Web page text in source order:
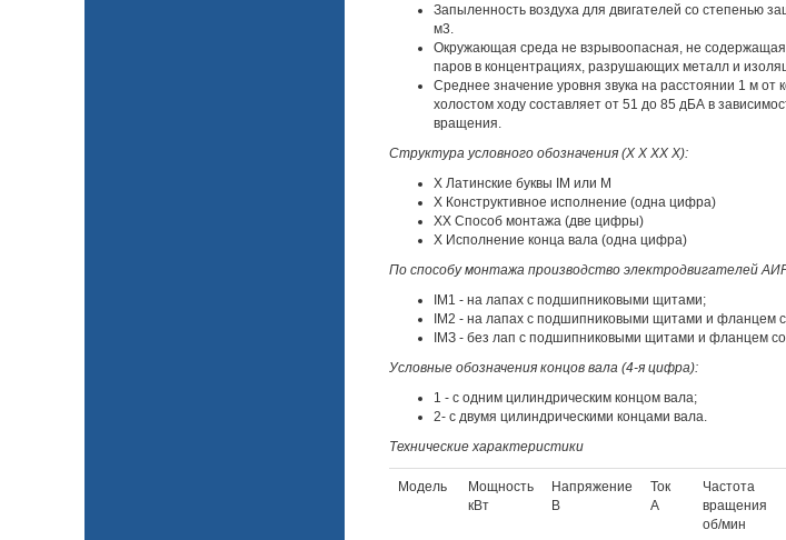
Запыленность воздуха для двигателей со степенью
м3.
Окружающая среда не взрывоопасная, не
паров в концентрациях, разрушающих металл и
Среднее значение уровня звука на расстоянии 1 м от
холостом ходу составляет от 51 до 85 дБА в
вращения.
Структура условного обозначения (Х Х XX Х):
X Латинские буквы IМ или М
X Конструктивное исполнение (одна цифра)
XX Способ монтажа (две цифры)
X Исполнение конца вала (одна цифра)
По способу монтажа производство электродвигателей
IМ1 - на лапах с подшипниковыми щитами;
IМ2 - на лапах с подшипниковыми щитами и фланцем
IМЗ - без лап с подшипниковыми щитами и фланцем
Условные обозначения концов вала (4-я цифра):
1 - с одним цилиндрическим концом вала;
2- c двумя цилиндрическими концами вала.
Технические характеристики
Модель
Мощность
кВт
Напряжение
В
Ток
А
Частота
вращения
об/мин